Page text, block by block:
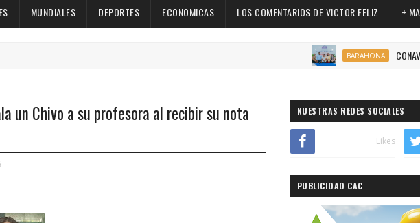
MUNDIALES DEPORTES ECONOMICAS LOS COMENTARIOS DE VICTOR FELIZ +
BARAHONA CONAVIHSIDA,
un Chivo a su profesora al recibir su nota
NUESTRAS REDES SOCIALES
Likes
PUBLICIDAD CAC